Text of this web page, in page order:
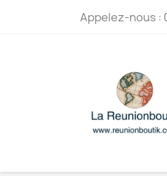
Appelez-nous :